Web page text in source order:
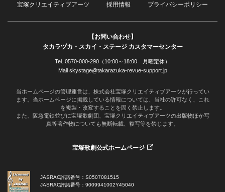
宝塚クリエイティブアーツ 採用情報 プライバシーポリシー
【お問い合わせ】
タカラヅカ・スカイ・ステージ カスタマーセンター
Tel. 0570-000-290（10:00～18:00 月曜定休）
Mail skystage@takarazuka-revue-support.jp
当ホームページの管理運営は、株式会社宝塚クリエイティブアーツが行ってい
ます。当ホームページに掲載している情報については、当社の許可なく、これ
を複製・改変することを固く禁止します。
また、阪急電鉄並びに宝塚歌劇団、宝塚クリエイティブアーツの出版物ほか写
真等著作物についても無断転載、複写等を禁じます。
宝塚歌劇公式ホームページ
JASRAC許諾番号：S0507081515
JASRAC許諾番号：9009941002Y45040